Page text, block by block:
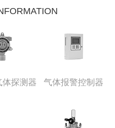
体探测器 气体报警控制器